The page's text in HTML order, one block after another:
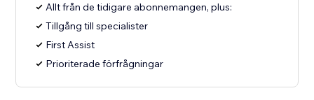
Allt från de tidigare abonnemangen, plus:
Tillgång till specialister
First Assist
Prioriterade förfrågningar